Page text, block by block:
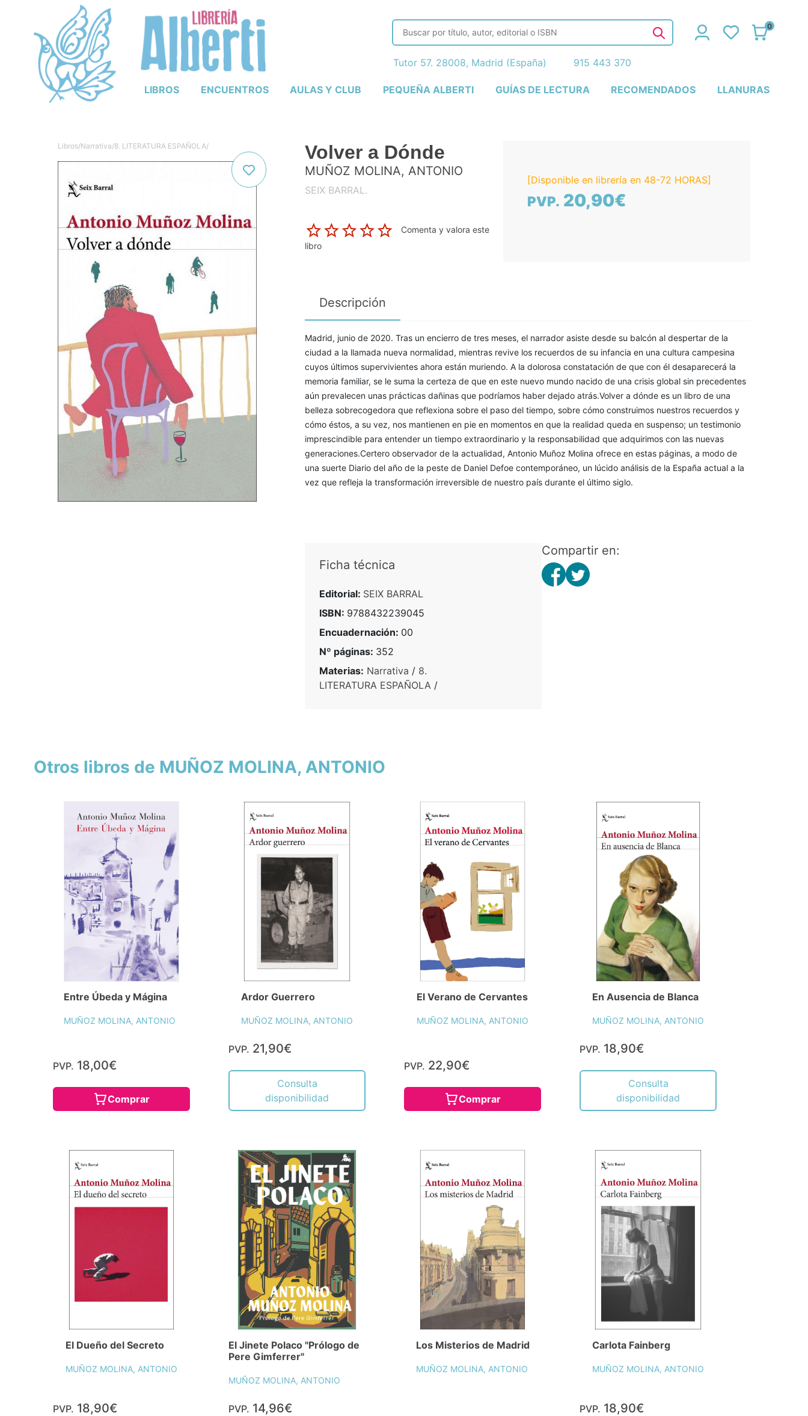
LIBROS ENCUENTROS AULAS Y CLUB PEQUEÑA ALBERTI GUÍAS DE LECTURA RECOMENDADOS LLANURAS
0
Tutor 57. 28008, Madrid (España) 915 443 370
Libros/Narrativa/8. LITERATURA ESPAÑOLA/ Volver a Dónde
MUÑOZ MOLINA, ANTONIO
SEIX BARRAL.
Comenta y valora este
libro
[Disponible en librería en 48-72 HORAS]
PVP. 20,90€
Descripción
Madrid, junio de 2020. Tras un encierro de tres meses, el narrador asiste desde su balcón al despertar de la
ciudad a la llamada nueva normalidad, mientras revive los recuerdos de su infancia en una cultura campesina
cuyos últimos supervivientes ahora están muriendo. A la dolorosa constatación de que con él desaparecerá la
memoria familiar, se le suma la certeza de que en este nuevo mundo nacido de una crisis global sin precedentes
aún prevalecen unas prácticas dañinas que podríamos haber dejado atrás.Volver a dónde es un libro de una
belleza sobrecogedora que reflexiona sobre el paso del tiempo, sobre cómo construimos nuestros recuerdos y
cómo éstos, a su vez, nos mantienen en pie en momentos en que la realidad queda en suspenso; un testimonio
imprescindible para entender un tiempo extraordinario y la responsabilidad que adquirimos con las nuevas
generaciones.Certero observador de la actualidad, Antonio Muñoz Molina ofrece en estas páginas, a modo de
una suerte Diario del año de la peste de Daniel Defoe contemporáneo, un lúcido análisis de la España actual a la
vez que refleja la transformación irreversible de nuestro país durante el último siglo.
Ficha técnica
Editorial: SEIX BARRAL
ISBN: 9788432239045
Encuadernación: 00
Nº páginas: 352
Materias: Narrativa / 8.
LITERATURA ESPAÑOLA /
Compartir en:
Otros libros de MUÑOZ MOLINA, ANTONIO
Entre Úbeda y Mágina
MUÑOZ MOLINA, ANTONIO
PVP. 18,00€
Comprar
Ardor Guerrero
MUÑOZ MOLINA, ANTONIO
PVP. 21,90€
Consulta
disponibilidad
El Verano de Cervantes
MUÑOZ MOLINA, ANTONIO
PVP. 22,90€
Comprar
En Ausencia de Blanca
MUÑOZ MOLINA, ANTONIO
PVP. 18,90€
Consulta
disponibilidad
El Dueño del Secreto
MUÑOZ MOLINA, ANTONIO
PVP. 18,90€
El Jinete Polaco "Prólogo de
Pere Gimferrer"
MUÑOZ MOLINA, ANTONIO
PVP. 14,96€
Los Misterios de Madrid
MUÑOZ MOLINA, ANTONIO
Carlota Fainberg
MUÑOZ MOLINA, ANTONIO
PVP. 18,90€